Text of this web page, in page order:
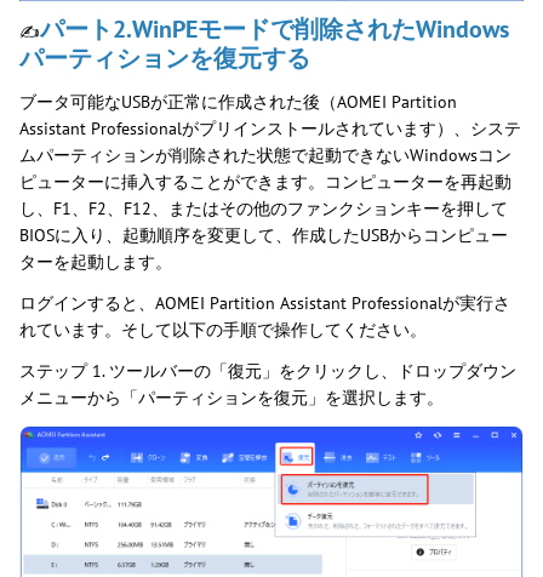
✍パート2.WinPEモードで削除されたWindows
パーティションを復元する
ブータ可能なUSBが正常に作成された後（AOMEI Partition
Assistant Professionalがプリインストールされています）、システ
ムパーティションが削除された状態で起動できないWindowsコン
ピューターに挿入することができます。コンピューターを再起動
し、F1、F2、F12、またはその他のファンクションキーを押して
BIOSに入り、起動順序を変更して、作成したUSBからコンピュー
ターを起動します。
ログインすると、AOMEI Partition Assistant Professionalが実行さ
れています。そして以下の手順で操作してください。
ステップ 1. ツールバーの「復元」をクリックし、ドロップダウン
メニューから「パーティションを復元」を選択します。